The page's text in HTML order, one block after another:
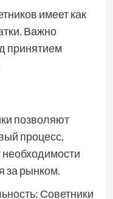
имеет как
Важно
принятием
позволяют
процесс,
за рынком.
Советники